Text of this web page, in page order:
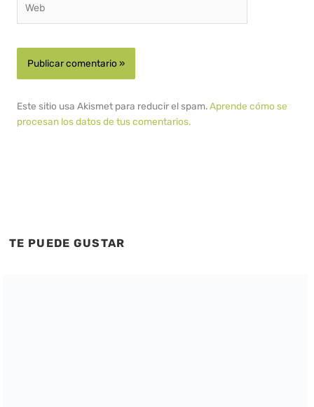
Este sitio usa Akismet para reducir el spam.Aprende cómo se
procesan los datos de tus comentarios.
TE PUEDE GUSTAR